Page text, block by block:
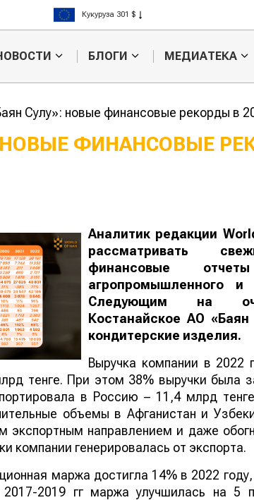
Рис 408 $
Пшеница 423 $
БЛОГИ МЕДИАТЕКА
Сулу»: новые финансовые рекорды в
ФИНАНСОВЫЕ
Аналитик редакции
рассматривать
финансовые
агропромышленного и
Следующим на
Костанайское АО
кондитерские изделия.
Выручка компании в 2022
тенге. При этом 38% выручки была
в Россию – 11,4 млрд
объемы в Афганистан и
экспортным направлением и даже
компании генерировалась от экспорта.
маржа достигла 14% в 2022
2019 гг маржа улучшилась на 5